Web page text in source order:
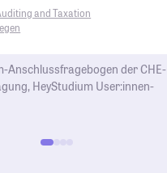
and Taxation
Anschlussfragebogen der CHE-
HeyStudium User:innen-